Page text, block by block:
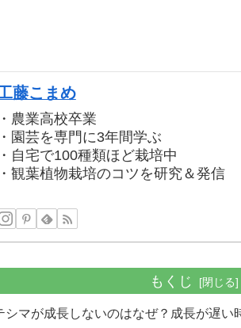
藤こまめ
・農業高校卒業
・園芸を専門に3年間学ぶ
・自宅で100種類ほど栽培中
・観葉植物栽培のコツを研究＆発信
もくじ
シマが成長しないのはなぜ？成長が遅い